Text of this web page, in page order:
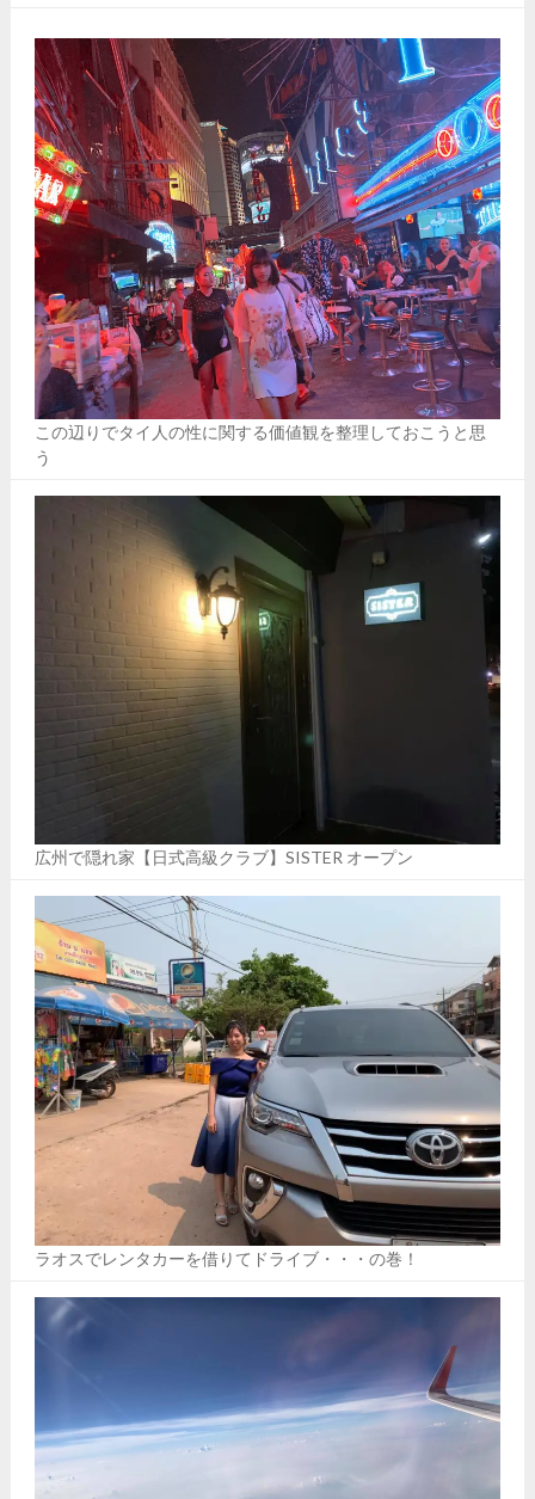
この辺りでタイ人の性に関する価値観を整理しておこうと思
う
広州で隠れ家【日式高級クラブ】SISTER オープン
ラオスでレンタカーを借りてドライブ・・・の巻！